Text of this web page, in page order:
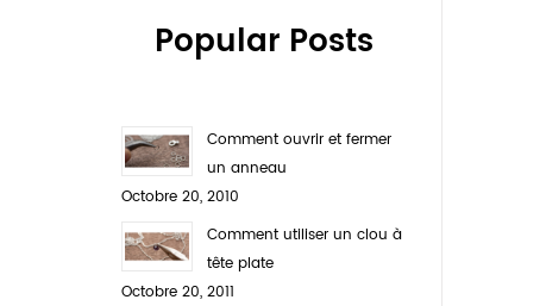
Popular Posts
Comment ouvrir et fermer
un anneau
Octobre 20, 2010
Comment utiliser un clou à
tête plate
Octobre 20, 2011